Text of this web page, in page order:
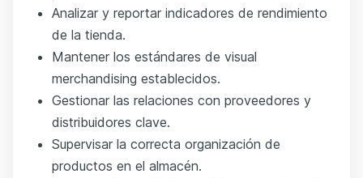
Analizar y reportar indicadores de rendimiento
de la tienda.
Mantener los estándares de visual
merchandising establecidos.
Gestionar las relaciones con proveedores y
distribuidores clave.
Supervisar la correcta organización de
productos en el almacén.